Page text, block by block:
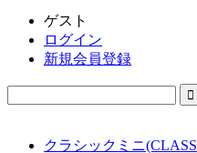
ゲスト
ログイン
新規会員登録
クラシックミニ